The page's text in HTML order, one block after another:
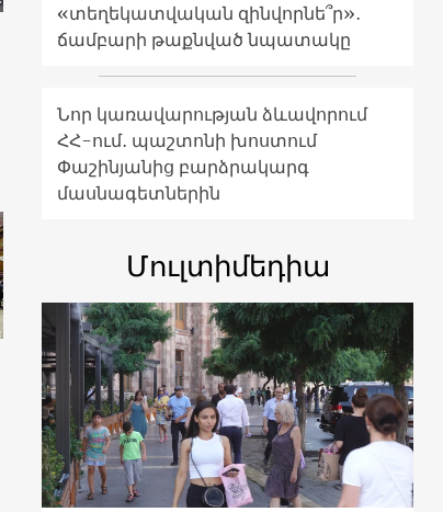
«տեղեկատվական զինվորնե՞ր»․
ճամբարի թաքնված նպատակը
Նոր կառավարության ձևավորում
ՀՀ-ում․ պաշտոնի խոստում
Փաշինյանից բարձրակարգ
մասնագետներին
Մուլտիմեդիա